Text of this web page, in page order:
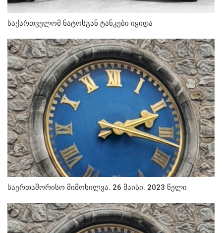
საქართველომ ნატოსგან ტანკები იყიდა
საერთაშორისო მიმოხილვა. 26 მაისი. 2023 წელი